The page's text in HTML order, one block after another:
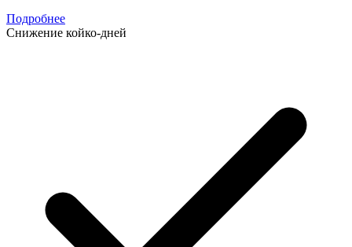
Подробнее
Снижение койко-дней